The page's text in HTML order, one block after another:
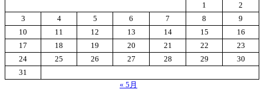
1
2
3
4 5 6 7 8
9
10
11 12 13 14 15
16
17
18 19 20 21 22
23
24
25 26 27 28 29
30
31
« 5月